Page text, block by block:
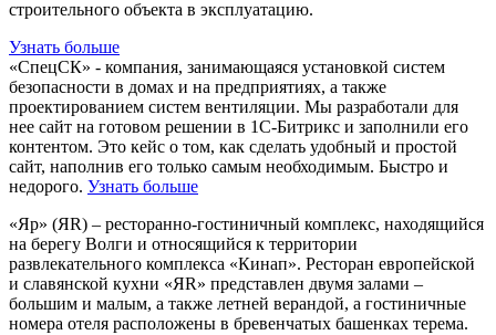
строительного объекта в эксплуатацию.
Узнать больше
«СпецСК» - компания, занимающаяся установкой систем
безопасности в домах и на предприятиях, а также
проектированием систем вентиляции. Мы разработали для
нее сайт на готовом решении в 1С-Битрикс и заполнили его
контентом. Это кейс о том, как сделать удобный и простой
сайт, наполнив его только самым необходимым. Быстро и
недорого. Узнать больше
«Яр» (ЯR) – ресторанно-гостиничный комплекс, находящийся
на берегу Волги и относящийся к территории
развлекательного комплекса «Кинап». Ресторан европейской
и славянской кухни «ЯR» представлен двумя залами –
большим и малым, а также летней верандой, а гостиничные
номера отеля расположены в бревенчатых башенках терема.